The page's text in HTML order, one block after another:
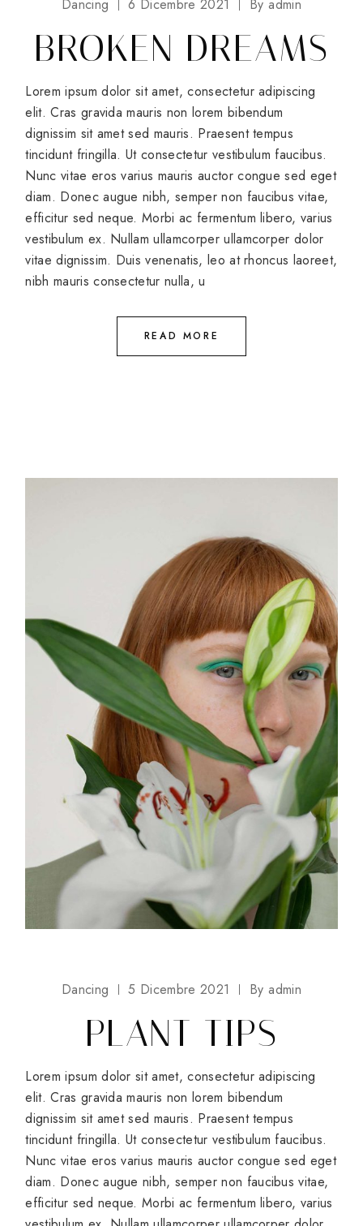
Dancing 6 Dicembre 2021 By admin
BROKEN DREAMS
Lorem ipsum dolor sit amet, consectetur adipiscing
elit. Cras gravida mauris non lorem bibendum
dignissim sit amet sed mauris. Praesent tempus
tincidunt fringilla. Ut consectetur vestibulum faucibus.
Nunc vitae eros varius mauris auctor congue sed eget
diam. Donec augue nibh, semper non faucibus vitae,
efficitur sed neque. Morbi ac fermentum libero, varius
vestibulum ex. Nullam ullamcorper ullamcorper dolor
vitae dignissim. Duis venenatis, leo at rhoncus laoreet,
nibh mauris consectetur nulla, u
READ MORE
Dancing 5 Dicembre 2021 By admin
PLANT TIPS
Lorem ipsum dolor sit amet, consectetur adipiscing
elit. Cras gravida mauris non lorem bibendum
dignissim sit amet sed mauris. Praesent tempus
tincidunt fringilla. Ut consectetur vestibulum faucibus.
Nunc vitae eros varius mauris auctor congue sed eget
diam. Donec augue nibh, semper non faucibus vitae,
efficitur sed neque. Morbi ac fermentum libero, varius